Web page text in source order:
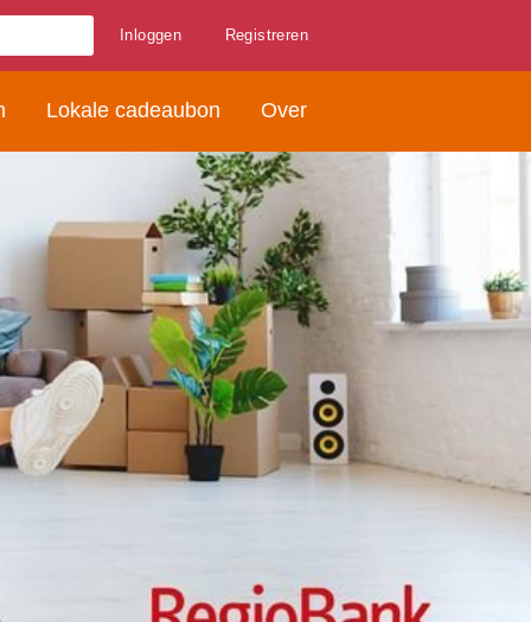
Inloggen Registreren
Lokale cadeaubon Over